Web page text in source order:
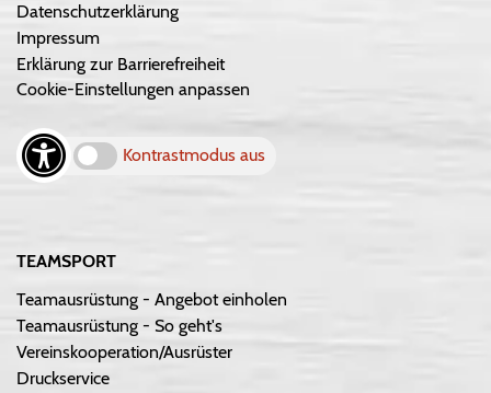
Datenschutzerklärung
Impressum
Erklärung zur Barrierefreiheit
Cookie-Einstellungen anpassen
Kontrastmodus aus
TEAMSPORT
Teamausrüstung - Angebot einholen
Teamausrüstung - So geht's
Vereinskooperation/Ausrüster
Druckservice